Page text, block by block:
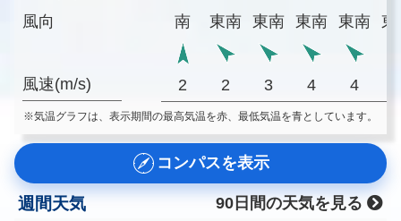
風向
風速(m/s)
南
東南 東南 東南 東南 東
2 2 3 4 4
※気温グラフは、表示期間の最高気温を赤、最低気温を青としています。
コンパスを表示
週間天気
90日間の天気を見る